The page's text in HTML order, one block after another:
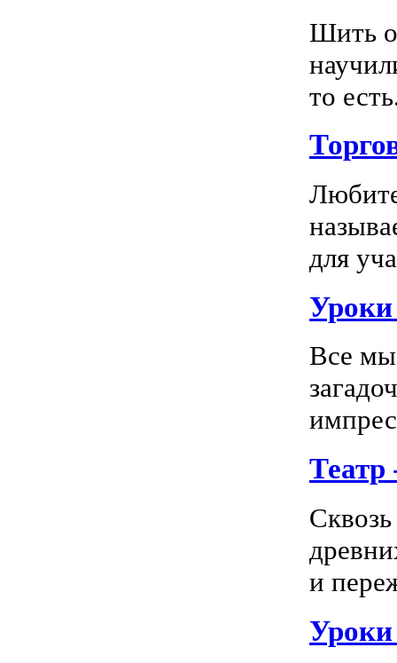
Шить
то
для
Уроки
Все
и